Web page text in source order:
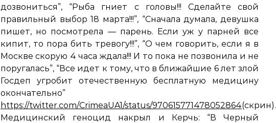
дозвониться”, “Рыба гниет с головы!!! Сделайте свой
правильный выбор 18 марта!!!”, “Сначала думала, девушка
пишет, но посмотрела — парень. Если уж у парней все
кипит, то пора бить тревогу!!!”, “О чем говорить, если я в
Москве скорую 4 часа ждала!!! И то пока не позвонила и не
поругалась”, “Все идет к тому, что в ближайшие 6 лет злой
Госдеп угробит отечественную бесплатную медицину
окончательно”
https://twitter.com/CrimeaUA1/status/970615771478052864(скрин).
Медицинский геноцид накрыл и Керчь: “В Черный